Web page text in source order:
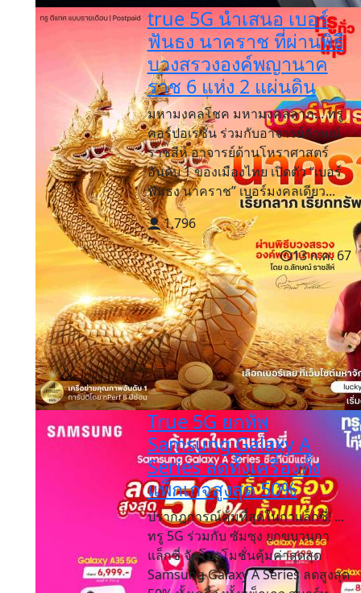
true 5G นำเสนอ เบอร์
ฟันธง นาคราช ที่ผ่านพิธี
บวงสรวงองค์พญานาค
ราช 6 แห่ง 2 แผ่นดิน
มหามงคลโชค มหามงคลลาภ... ทรู
คอร์ปอเรชั่น ร่วมกับอาจารย์ลักษณ์
ราชสีห์ อาจารย์ด้านโหราศาสตร์
อันดับ 1 ของเมืองไทย เปิดตัว “เบอร์
ฟันธง นาคราช” เบอร์มงคลเดียว...
1,796
13 ก.ค. 67
True 5G ยกทัพ
Samsung Galaxy A
Series ลดทั้งเครื่องทั้ง
แพ็กเกจสูงสุด 50%
ปรากฎการณ์คุ้มที่สุดในกาแล็กซี่! ...
ทรู 5G ร่วมกับ ซัมซุง ยกขบวนกา
แล็กซี่ จัดโปรโมชั่นคุ้มค่าสุดสุด
Samsung Galaxy A Series ลดสูงสุด